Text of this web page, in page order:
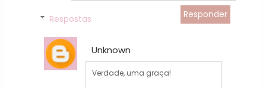
Responder
Respostas
Unknown
Verdade, uma graça!